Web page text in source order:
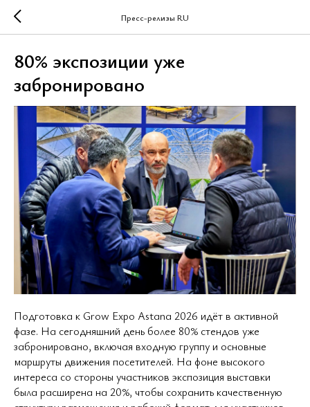
Пресс-релизы RU
80% экспозиции уже
забронировано
Подготовка к Grow Expo Astana 2026 идёт в активной
фазе. На сегодняшний день более 80% стендов уже
забронировано, включая входную группу и основные
маршруты движения посетителей. На фоне высокого
интереса со стороны участников экспозиция выставки
была расширена на 20%, чтобы сохранить качественную